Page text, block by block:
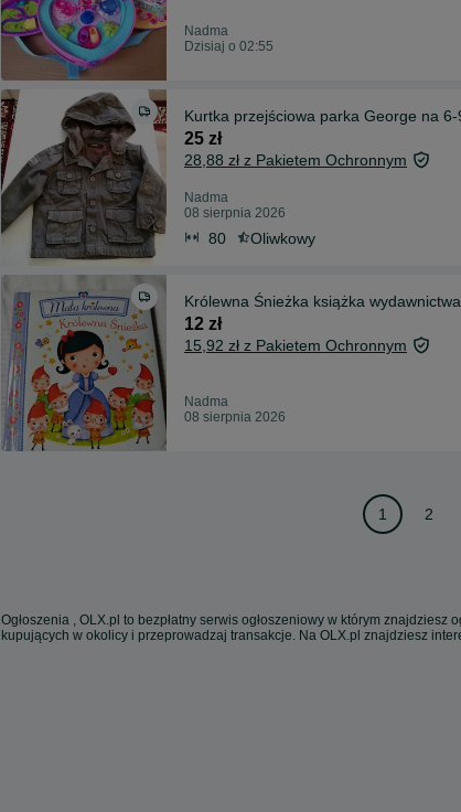
Nadma
Dzisiaj o 02:55
Kurtka przejściowa parka George na
25 zł
28,88 zł z Pakietem Ochronnym
Nadma
08 sierpnia 2026
80 Oliwkowy
Królewna Śnieżka książka
12 zł
15,92 zł z Pakietem Ochronnym
Nadma
08 sierpnia 2026
1 2
Ogłoszenia , OLX.pl to bezpłatny serwis ogłoszeniowy w którym
kupujących w okolicy i przeprowadzaj transakcje. Na OLX.pl znajdziesz